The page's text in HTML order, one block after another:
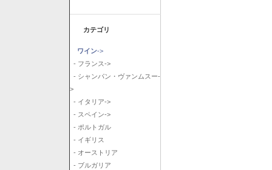
カテゴリ
ワイン->
- フランス->
- シャンパン・ヴァンムスー-
>
- イタリア->
- スペイン->
- ポルトガル
- イギリス
- オーストリア
- ブルガリア